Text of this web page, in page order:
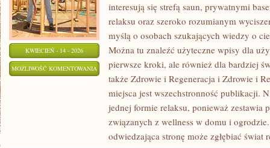
KWIECIEŃ - 14 - 2026
MOŻLIWOŚĆ KOMENTOWANIA BASENY
DOMOWE
OGRODOWE
interesują się strefą saun, prywatnymi
relaksu oraz szeroko rozumianym
myślą o osobach szukających wiedzy o
Można tu znaleźć użyteczne wpisy dla
pierwsze kroki, ale również dla bardziej
także Zdrowie i Regeneracja i Zdrowie i
miejsca jest wszechstronność publikacji.
jednej formie relaksu, ponieważ zestawia
związanych z wellness w domu i
odwiedzająca stronę może zgłębiać świat